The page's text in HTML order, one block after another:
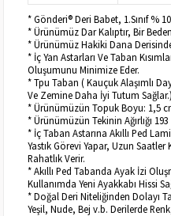
* Gönderi® Deri Babet, 1.Sınıf %
* Ürünümüz Dar Kalıptır, Bir
* Ürünümüz Hakiki Dana
* İç Yan Astarları Ve Taban
Oluşumunu Minimize Eder.
* Tpu Taban ( Kauçuk Alaşımlı
Ve Zemine Daha İyi Tutum Sağlar.)
* Ürünümüzün Topuk Boyu: 1,5
* Ürünümüzün Tekinin Ağırlığı 193
* İç Taban Astarına Akıllı Ped
Yastık Görevi Yapar, Uzun
Rahatlık Verir.
* Akıllı Ped Tabanda Ayak İzi
Kullanımda Yeni Ayakkabı Hissi
* Doğal Deri Niteliğinden Dolayı
Yeşil, Nude, Bej v.b. Derilerde